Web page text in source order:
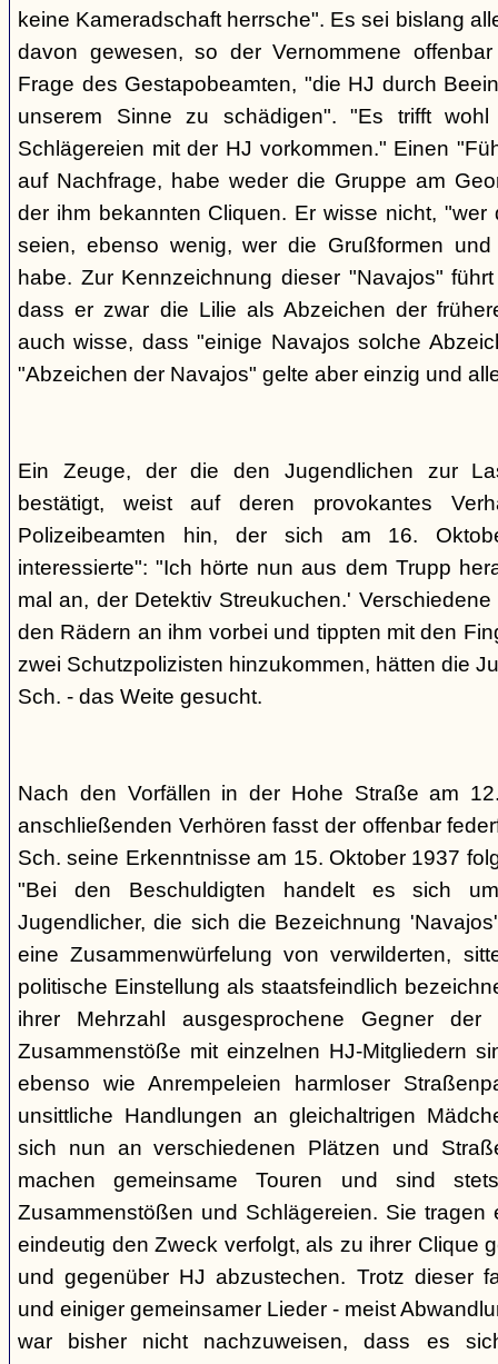
keine Kameradschaft herrsche". Es sei bislang
davon gewesen, so der Vernommene
Frage des Gestapobeamten, "die HJ durch
unserem Sinne zu schädigen". "Es trifft
Schlägereien mit der HJ vorkommen." Einen
auf Nachfrage, habe weder die Gruppe am
der ihm bekannten Cliquen. Er wisse nicht, "wer
seien, ebenso wenig, wer die Grußformen
habe. Zur Kennzeichnung dieser "Navajos"
dass er zwar die Lilie als Abzeichen der
auch wisse, dass "einige Navajos solche
"Abzeichen der Navajos" gelte aber einzig und
Ein Zeuge, der die den Jugendlichen zur
bestätigt, weist auf deren provokantes
Polizeibeamten hin, der sich am 16.
interessierte": "Ich hörte nun aus dem Trupp
mal an, der Detektiv Streukuchen.'
den Rädern an ihm vorbei und tippten mit den
zwei Schutzpolizisten hinzukommen, hätten die
Sch. - das Weite gesucht.
Nach den Vorfällen in der Hohe Straße am
anschließenden Verhören fasst der offenbar
Sch. seine Erkenntnisse am 15. Oktober 1937
"Bei den Beschuldigten handelt es sich
Jugendlicher, die sich die Bezeichnung
eine Zusammenwürfelung von verwilderten,
politische Einstellung als staatsfeindlich
ihrer Mehrzahl ausgesprochene Gegner
Zusammenstöße mit einzelnen HJ-Mitgliedern
ebenso wie Anrempeleien harmloser
unsittliche Handlungen an gleichaltrigen
sich nun an verschiedenen Plätzen und
machen gemeinsame Touren und sind
Zusammenstößen und Schlägereien. Sie tragen
eindeutig den Zweck verfolgt, als zu ihrer Clique
und gegenüber HJ abzustechen. Trotz dieser
und einiger gemeinsamer Lieder - meist
war bisher nicht nachzuweisen, dass es